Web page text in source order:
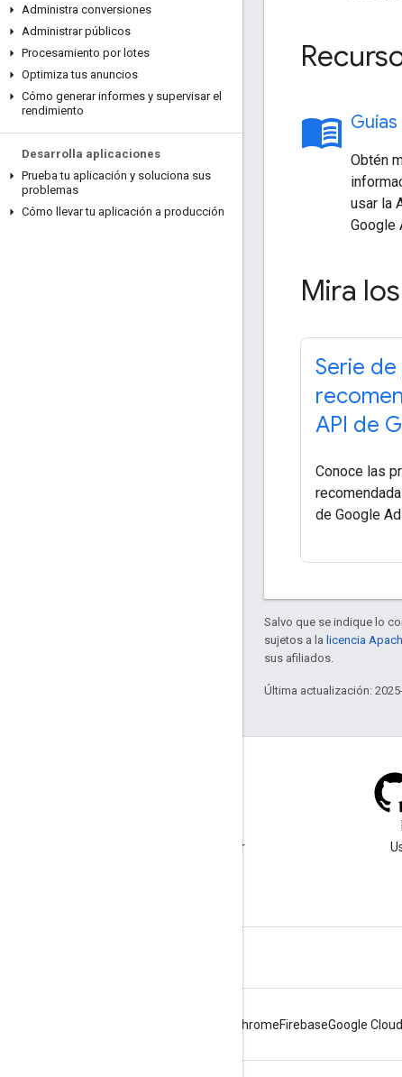
Administra conversiones
Administrar públicos
Procesamiento por lotes
Optimiza tus anuncios
Cómo generar informes y supervisar el
rendimiento
Desarrolla aplicaciones
Prueba tu aplicación y soluciona sus
problemas
Cómo llevar tu aplicación a producción
menu_book Guías
Obtén
usar la
Google
Mira
Serie
API de
Conoce las
de Google
Salvo que se indique lo
sujetos a la licencia
sus afiliados.
Última actualización:
Visita nuestro blog para ver
ChromeFirebaseGoogle